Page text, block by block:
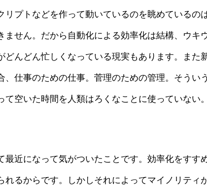
プトなどを作って動いているのを眺めているの
せん。だから自動化による効率化は結構、ウキ
んどん忙しくなっている現実もあります。また
仕事のための仕事。菅理のための管理。そうい
空いた時間を人類はろくなことに使っていない
近になって気がついたことです。効率化をすす
るからです。しかしそれによってマイノリティ